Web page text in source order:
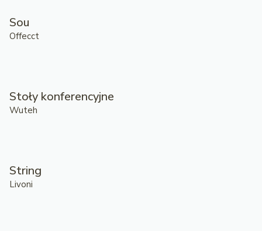
Sou
Offecct
Stoły konferencyjne
Wuteh
String
Livoni